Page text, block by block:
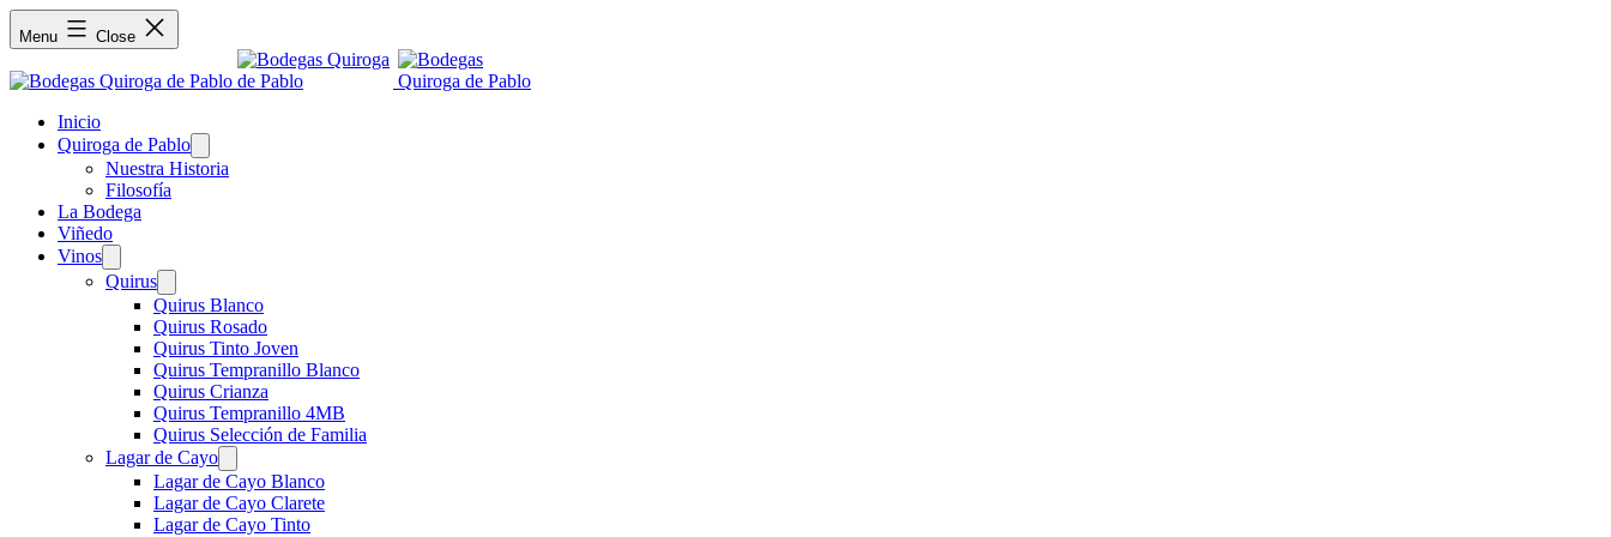
Menu Close
Inicio
Quiroga de Pablo
menu
Nuestra Historia
Filosofía
La Bodega
Viñedo
Vinos
menu
Quirus
menu
Quirus Blanco
Quirus Rosado
Quirus Tinto Joven
Quirus Tempranillo Blanco
Quirus Crianza
Quirus Tempranillo 4MB
Quirus Selección de Familia
Lagar de Cayo
menu
Lagar de Cayo Blanco
Lagar de Cayo Clarete
Lagar de Cayo Tinto